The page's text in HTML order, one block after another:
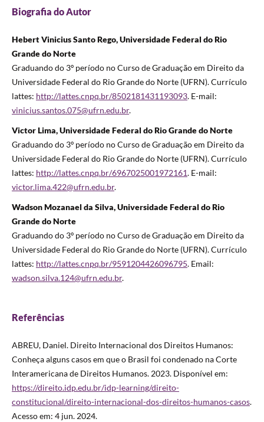
Biografia do Autor
Hebert Vinicius Santo Rego, Universidade Federal do Rio
Grande do Norte
Graduando do 3º período no Curso de Graduação em Direito da
Universidade Federal do Rio Grande do Norte (UFRN). Currículo
lattes: http://lattes.cnpq.br/8502181431193093. E-mail:
vinicius.santos.075@ufrn.edu.br.
Victor Lima, Universidade Federal do Rio Grande do Norte
Graduando do 3º período no Curso de Graduação em Direito da
Universidade Federal do Rio Grande do Norte (UFRN). Currículo
lattes: http://lattes.cnpq.br/6967025001972161. E-mail:
victor.lima.422@ufrn.edu.br.
Wadson Mozanael da Silva, Universidade Federal do Rio
Grande do Norte
Graduando do 3º período no Curso de Graduação em Direito da
Universidade Federal do Rio Grande do Norte (UFRN). Currículo
lattes: http://lattes.cnpq.br/9591204426096795. Email:
wadson.silva.124@ufrn.edu.br.
Referências
ABREU, Daniel. Direito Internacional dos Direitos Humanos:
Conheça alguns casos em que o Brasil foi condenado na Corte
Interamericana de Direitos Humanos. 2023. Disponível em:
https://direito.idp.edu.br/idp-learning/direito-
constitucional/direito-internacional-dos-direitos-humanos-casos.
Acesso em: 4 jun. 2024.